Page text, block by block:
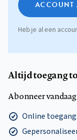
ACCOUNT
Heb je al een
Altijd toegang
Abonneer
Online